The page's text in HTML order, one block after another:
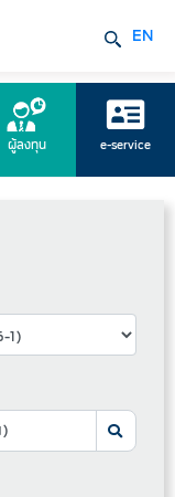
EN
ผู้ลงทุน e-service